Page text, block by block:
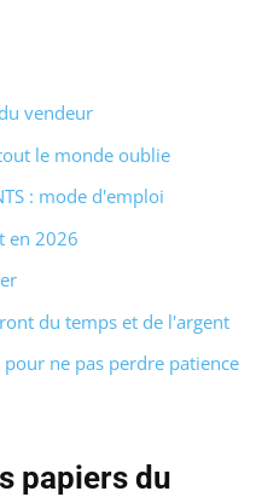
vendeur
le monde oublie
: mode d'emploi
en 2026
du temps et de l'argent
ne pas perdre patience
papiers du